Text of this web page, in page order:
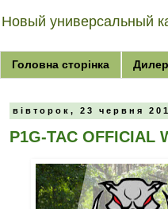
Новый универсальный
Головна сторінка
вівторок, 23 червня
P1G-TAC OFFICIAL